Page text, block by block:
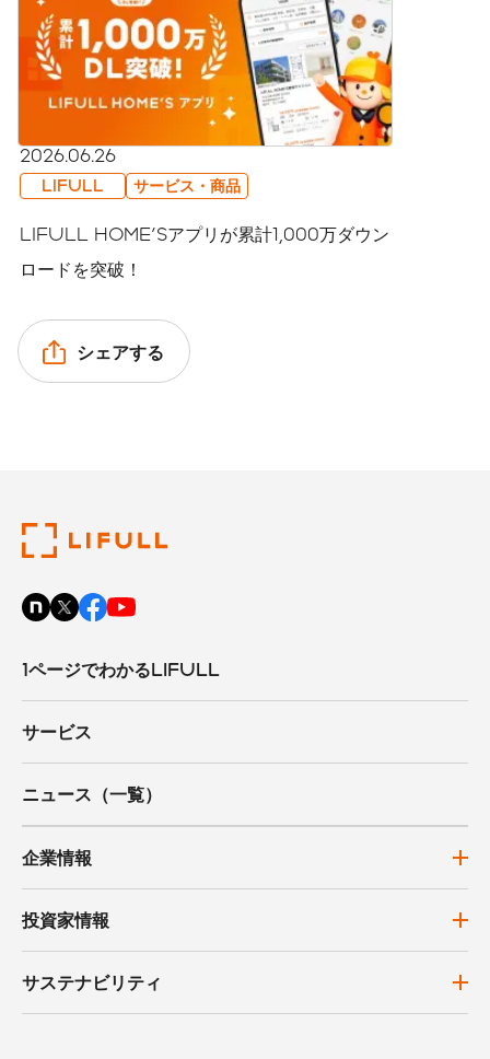
2026.06.26
LIFULL サービス・商品
LIFULL HOME'Sアプリが累計1,000万ダウン
ロードを突破！
シェアする
1ページでわかるLIFULL
サービス
ニュース（一覧）
企業情報
投資家情報
サステナビリティ